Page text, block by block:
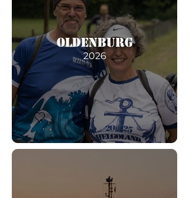
Oldenburg
2026